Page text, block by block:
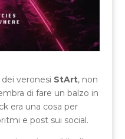
veronesi StArt, non
di fare un balzo in
era una cosa per
e post sui social.